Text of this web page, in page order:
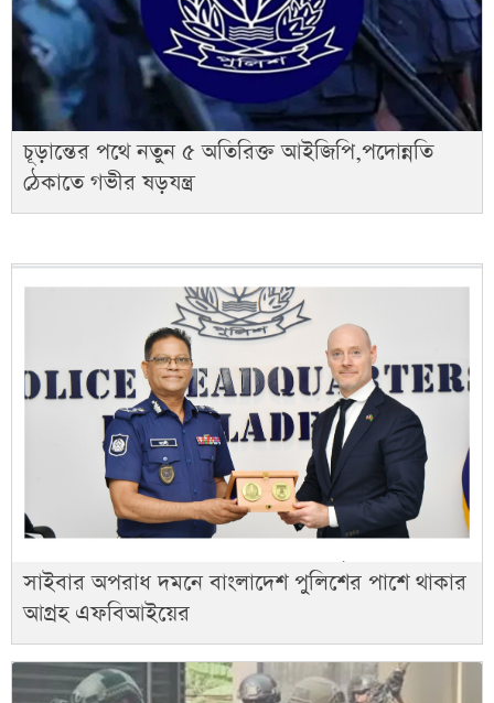
চূড়ান্তের পথে নতুন ৫ অতিরিক্ত আইজিপি,পদোন্নতি
ঠেকাতে গভীর ষড়যন্ত্র
সাইবার অপরাধ দমনে বাংলাদেশ পুলিশের পাশে থাকার
আগ্রহ এফবিআইয়ের